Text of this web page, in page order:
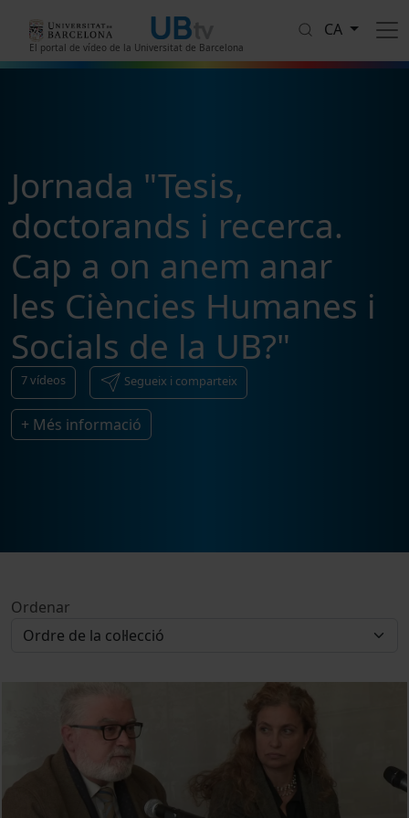
El portal de vídeo de la Universitat de Barcelona
CA
Jornada "Tesis,
doctorands i recerca.
Cap a on anem anar
les Ciències Humanes i
Socials de la UB?"
7vídeos Segueix i comparteix
+ Més informació
Ordenar